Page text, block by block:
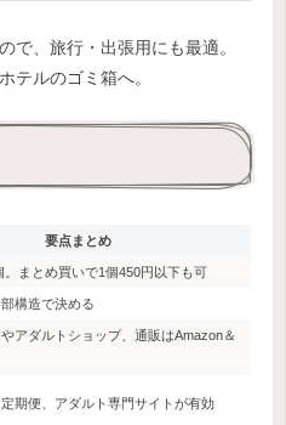
で、旅行・出張用にも最適。
テルのゴミ箱へ。
要点まとめ
。まとめ買いで1個450円以下も可
構造で決める
アダルトショップ、通販はAmazon＆
期便、アダルト専門サイトが有効